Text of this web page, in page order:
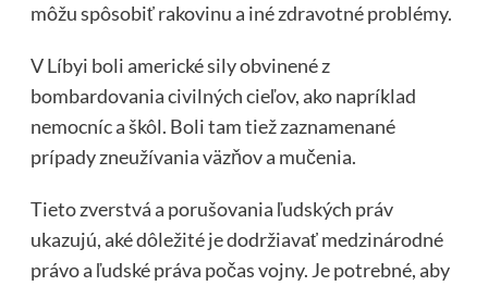
môžu spôsobiť rakovinu a iné zdravotné problémy.
V Líbyi boli americké sily obvinené z
bombardovania civilných cieľov, ako napríklad
nemocníc a škôl. Boli tam tiež zaznamenané
prípady zneužívania väzňov a mučenia.
Tieto zverstvá a porušovania ľudských práv
ukazujú, aké dôležité je dodržiavať medzinárodné
právo a ľudské práva počas vojny. Je potrebné, aby